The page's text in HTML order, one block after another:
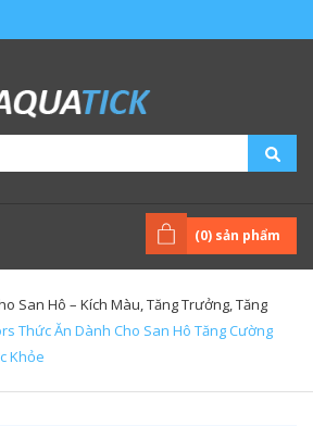
(0) sản phẩm
San Hô – Kích Màu, Tăng Trưởng, Tăng
Thức Ăn Dành Cho San Hô Tăng Cường
Khỏe